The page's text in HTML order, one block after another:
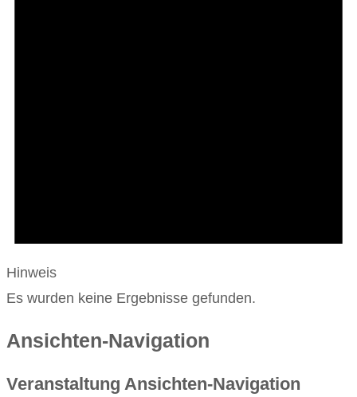
Hinweis
Es wurden keine Ergebnisse gefunden.
Ansichten-Navigation
Veranstaltung Ansichten-Navigation